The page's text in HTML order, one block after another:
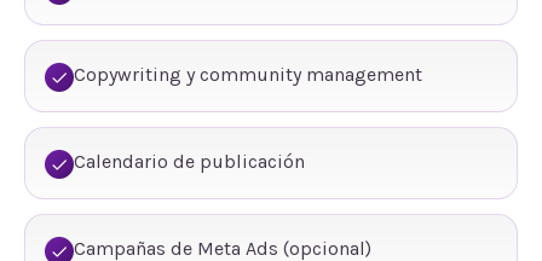
Copywriting y community management
Calendario de publicación
Campañas de Meta Ads (opcional)